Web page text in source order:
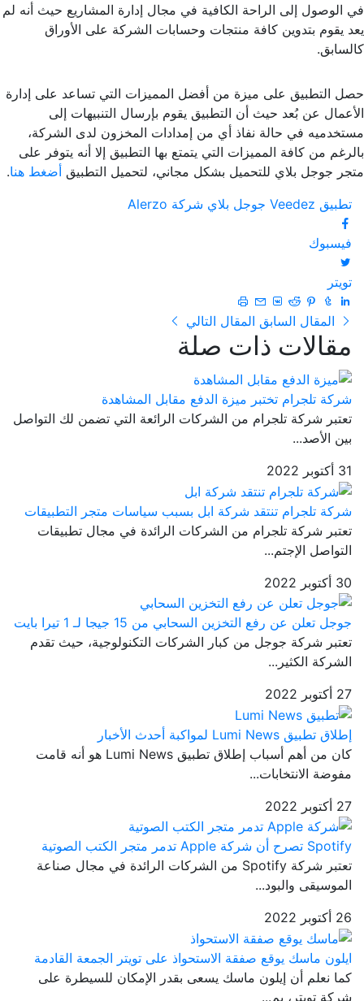
في الوصول إلى الراحة الكافية في مجال إدارة المشاريع حيث أنه لم
يعد يقوم بتدوين كافة منتجات وحسابات الشركة على الأوراق
كالسابق.
حصل التطبيق على ميزة من أفضل المميزات التي تساعد على إدارة
الأعمال عن بُعد حيث أن التطبيق يقوم بإرسال التنبيهات إلى
مستخدميه في حالة نفاذ أي من إمدادات المخزون لدى الشركة،
بالرغم من كافة المميزات التي يتمتع بها التطبيق إلا أنه يتوفر على
متجر جوجل بلاي للتحميل بشكل مجاني، لتحميل التطبيق أضغط هنا.
تطبيق Veedez
جوجل بلاي شركة Alerzo
فيسبوك
تويتر
المقال السابق المقال التالي
مقالات ذات صلة
شركة تلجرام تختبر ميزة الدفع مقابل المشاهدة
تعتبر شركة تلجرام من الشركات الرائعة التي تضمن لك التواصل
بين الأصد...
31 أكتوبر 2022
شركة تلجرام تنتقد شركة ابل بسبب سياسات متجر التطبيقات
تعتبر شركة تلجرام من الشركات الرائدة في مجال تطبيقات
التواصل الإجتم...
30 أكتوبر 2022
جوجل تعلن عن رفع التخزين السحابي من 15 جيجا لـ 1 تيرا بايت
تعتبر شركة جوجل من كبار الشركات التكنولوجية، حيث تقدم
الشركة الكثير...
27 أكتوبر 2022
إطلاق تطبيق Lumi News لمواكبة أحدث الأخبار
كان من أهم أسباب إطلاق تطبيق Lumi News هو أنه قامت
مفوضة الانتخابات...
27 أكتوبر 2022
Spotify تصرح أن شركة Apple تدمر متجر الكتب الصوتية
تعتبر شركة Spotify من الشركات الرائدة في مجال صناعة
الموسيقى والبود...
26 أكتوبر 2022
ايلون ماسك يوقع صفقة الاستحواذ على تويتر الجمعة القادمة
كما نعلم أن إيلون ماسك يسعى بقدر الإمكان للسيطرة على
شركة تويتر، بم...